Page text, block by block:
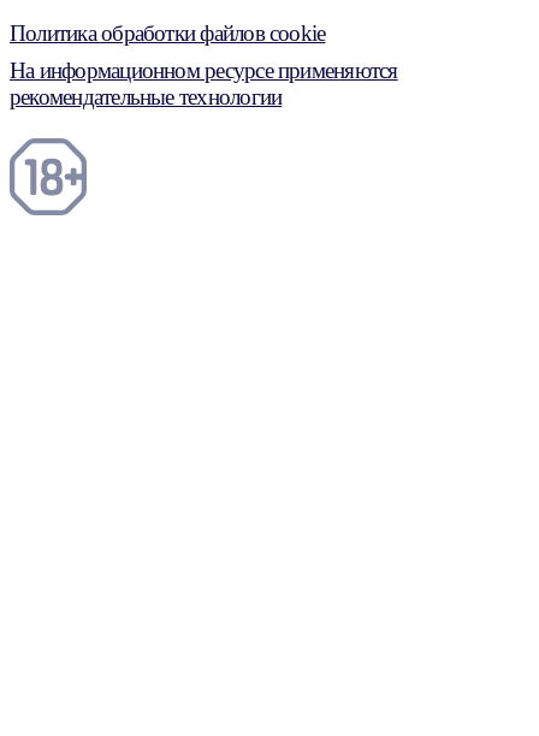
Политика обработки файлов cookie
На информационном ресурсе применяются
рекомендательные технологии